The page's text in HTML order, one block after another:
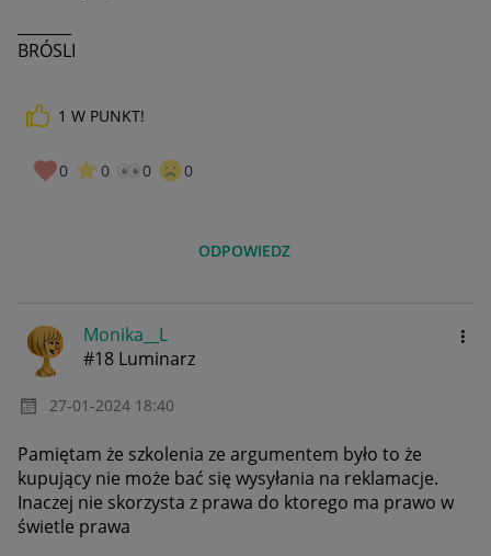
BRÓSLI
1 W PUNKT!
0 0 0 0
ODPOWIEDZ
Monika__L
#18 Luminarz
‎27-01-2024 18:40
Pamiętam że szkolenia ze argumentem było to że
kupujący nie może bać się wysyłania na reklamacje.
Inaczej nie skorzysta z prawa do ktorego ma prawo w
świetle prawa